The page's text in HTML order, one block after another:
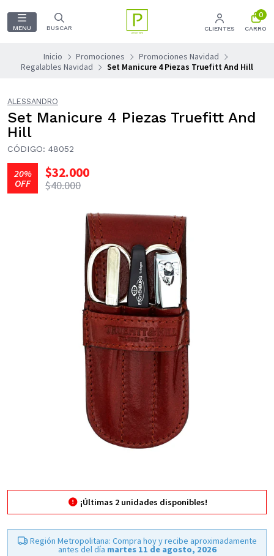
MENU BUSCAR CLIENTES
0
CARRO
Inicio Promociones
Promociones Navidad
Regalables Navidad
Set Manicure 4 Piezas Truefitt And Hill
ALESSANDRO
Set Manicure 4 Piezas Truefitt And
Hill
CÓDIGO: 48052
20%
OFF
$32.000
$40.000
¡Últimas 2unidades disponibles!
Región Metropolitana: Compra hoy y recibe aproximadamente
antes del día martes 11 de agosto, 2026